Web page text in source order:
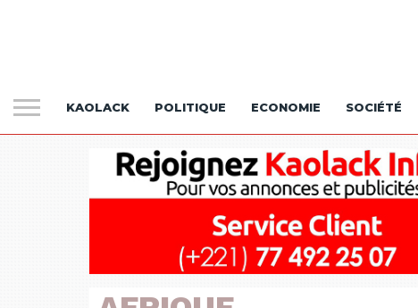
KAOLACK POLITIQUE ECONOMIE SOCIÉTÉ